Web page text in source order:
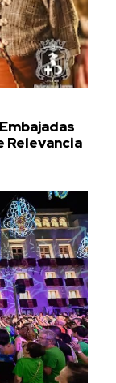
Relevancia